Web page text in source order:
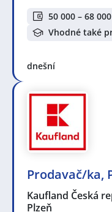
50 000 – 68
Vhodné také
dnešní
Prodavač/ka,
Kaufland Česká
Plzeň